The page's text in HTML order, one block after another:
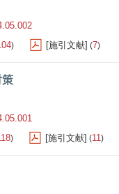
) [施引文献] (7)
策
) [施引文献] (11)